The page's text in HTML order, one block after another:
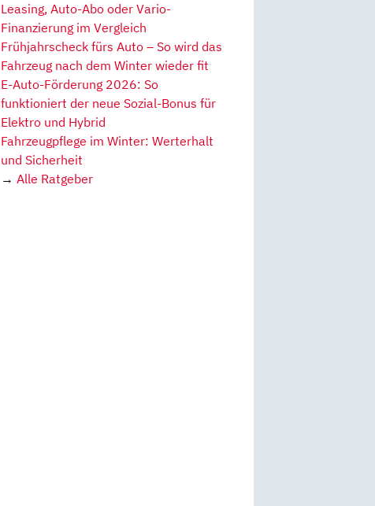
Leasing, Auto-Abo oder Vario-
Finanzierung im Vergleich
Frühjahrscheck fürs Auto – So wird das
Fahrzeug nach dem Winter wieder fit
E-Auto-Förderung 2026: So
funktioniert der neue Sozial-Bonus für
Elektro und Hybrid
Fahrzeugpflege im Winter: Werterhalt
und Sicherheit
→ Alle Ratgeber